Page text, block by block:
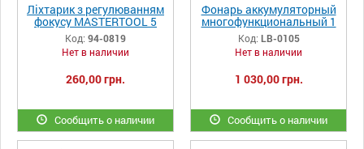
Ліхтарик з регулюванням
фокусу MASTERTOOL 5
режимів 130х38х28 мм
CREE XM-L T6 LED
3xAAA/1x18650 AL 94-
Код: 94-0819
Нет в наличии
260,00 грн.
Сообщить о наличии
Фонарь аккумуляторный
многофункциональный 1
LED 5 W + 22 SMD,
INTERTOOL LB-0105
Код: LB-0105
Нет в наличии
1 030,00 грн.
Сообщить о наличии